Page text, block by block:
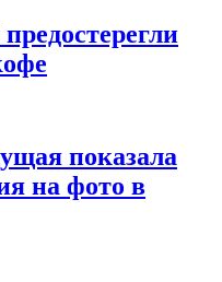
показала
на фото в